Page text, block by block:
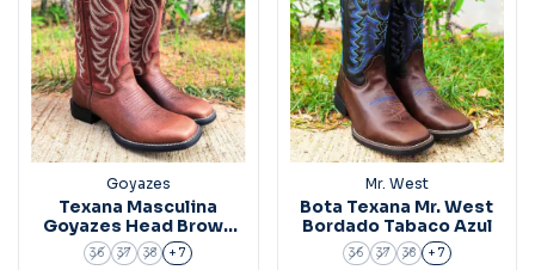
Goyazes
Texana Masculina
Goyazes Head Brown
Pinhão Ref.231505-Cf
36 37 38 + 7
Mr. West
Bota Texana Mr. West
Bordado Tabaco Azul
36 37 38 + 7